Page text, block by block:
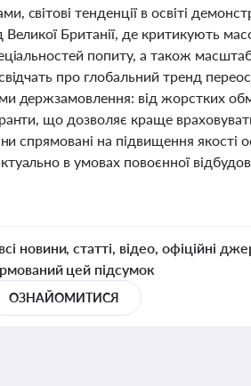
тенденції в освіті
Британії, де критикують
попиту, а також
про глобальний тренд
держзамовлення: від жорстких
що дозволяє краще
спрямовані на підвищення якості
в умовах повоєнної
новини, статті, відео, офіційні
цей підсумок
ОЗНАЙОМИТИСЯ